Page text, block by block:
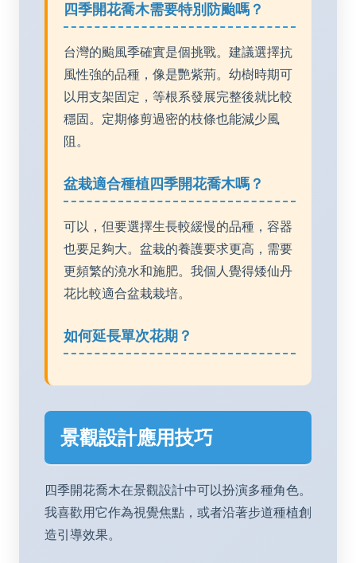
四季開花喬木需要特別防颱嗎？
台灣的颱風季確實是個挑戰。建議選擇抗
風性強的品種，像是艷紫荊。幼樹時期可
以用支架固定，等根系發展完整後就比較
穩固。定期修剪過密的枝條也能減少風
阻。
盆栽適合種植四季開花喬木嗎？
可以，但要選擇生長較緩慢的品種，容器
也要足夠大。盆栽的養護要求更高，需要
更頻繁的澆水和施肥。我個人覺得矮仙丹
花比較適合盆栽栽培。
如何延長單次花期？
景觀設計應用技巧
四季開花喬木在景觀設計中可以扮演多種角色。
我喜歡用它作為視覺焦點，或者沿著步道種植創
造引導效果。